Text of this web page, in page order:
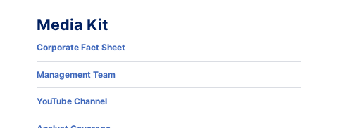
Media Kit
Corporate Fact Sheet
Management Team
YouTube Channel